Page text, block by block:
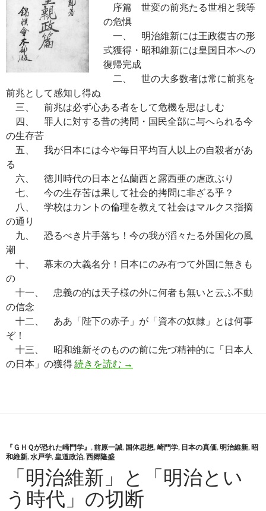
序篇 世変の前兆たる世相と我等
の危惧
一、 明治維新には王政復古の形
式獲得・昭和維新には皇国日本への
復帰完成
二、 世の大多数者は常に前兆を
前兆として感知し得ぬ
三、 前兆は必ず心ある者をして危機を思はしむ
四、 罪人に対する昔の拷問・国民全部に与へられる今
の生存苦
五、 我が日本には今や毎日平均百人以上の自殺者があ
る
六、 徳川時代の日本と仏蘭西と露西亜の虐政ぶり
七、 今の生存苦は果して社会的拷問に非ざる乎？
八、 学校はカントの倫理を教えて社会はマルクス指摘
の通り
九、 恐るべき片手落ち！今の我が滔々たる外国化の風
潮
十、 幕末の大義名分！日本にのみ有つて外国に無きも
の
十一、 忠義の的は天子様の外に何者も無いと云ふ不動
の信念
十二、 ああ「陛下の赤子」が「資本の奴隷」とは何事
ぞ！
十三、 昭和維新そのものの前に先づ精神的に「日本人
の日本」の獲得続きを読む 遠藤友四郎『国体原理天皇親政
→
『ＧＨＱが恐れた崎門学』 ,前原一誠, 国体思想,崎門学, 日本の真価, 明治維新,昭
和維新,水戸学, 皇道政治,西郷隆盛
「明治維新」と「明治とい
う時代」の切断